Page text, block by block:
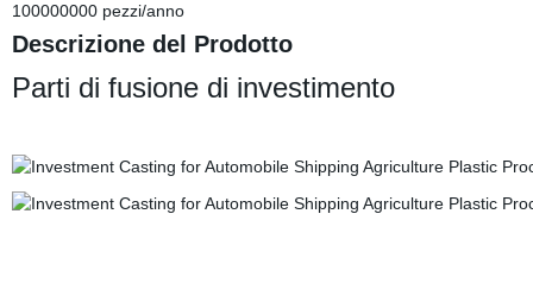
100000000 pezzi/anno
Descrizione del Prodotto
Parti di fusione di investimento